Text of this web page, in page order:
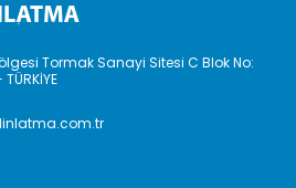
Tormak Sanayi Sitesi C Blok No: